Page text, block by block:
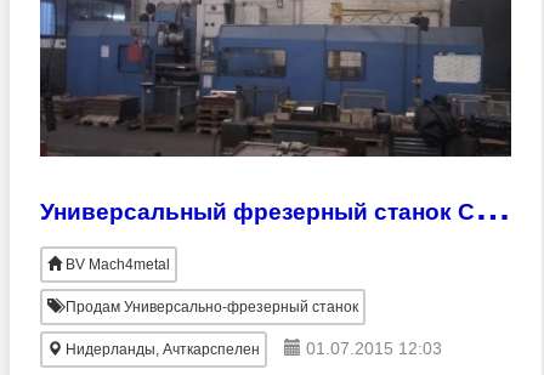
У
ниверсальный фрезерный станок Соралюс Soraluce FS 5000 TNC 415 in 5 Axis c конвейером для стружки
BV Mach4metal
Продам Универсально-фрезерный станок
Нидерланды, Ачткарспелен
01.07.2015 12:03